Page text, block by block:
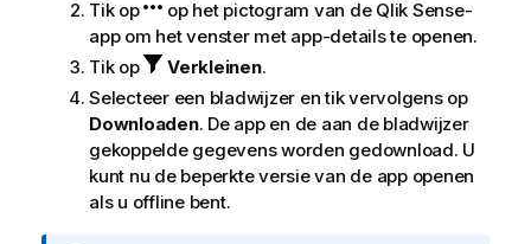
Tik op
op het pictogram van de Qlik Sense-
app om het venster met app-details te openen.
Tik op
Verkleinen.
Selecteer een bladwijzer en tik vervolgens op
Downloaden. De app en de aan de bladwijzer
gekoppelde gegevens worden gedownload. U
kunt nu de beperkte versie van de app openen
als u offline bent.